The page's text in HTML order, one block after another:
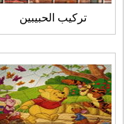
تركيب الحبيبين